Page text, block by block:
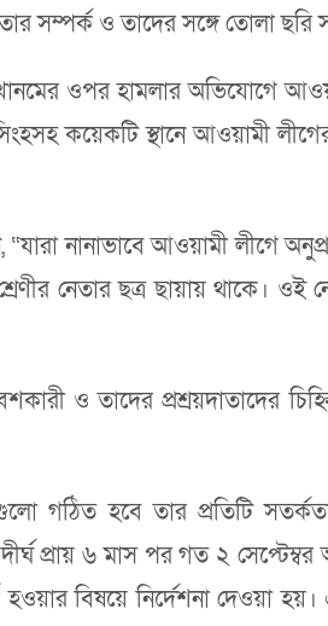
সম্পর্ক ও তাদের সঙ্গে তোলা ছরি
ওপর হামলার অভিযোগে
কয়েকটি স্থানে আওয়ামী
নানাভাবে আওয়ামী লীগে
নেতার ছত্র ছায়ায় থাকে।
ও তাদের প্রশ্রয়দাতাদের
গঠিত হবে তার প্রতিটি
প্রায় ৬ মাস পর গত ২
বিষয়ে নির্দেশনা দেওয়া